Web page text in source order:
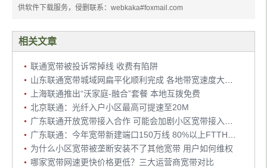
供软件下载服务，侵删联系：webkaka#foxmail.com
相关文章
联通宽带被投诉常掉线 收费有陷阱
上海联通推出“沃家庭-融合”套餐 本地互拨免费
北京联通：光纤入户小区最高可提速至20M
为什么小区宽带被垄断安装不了其他宽带 用户如何维权
哪家宽带网速更快价格更低？三大运营商宽带对比